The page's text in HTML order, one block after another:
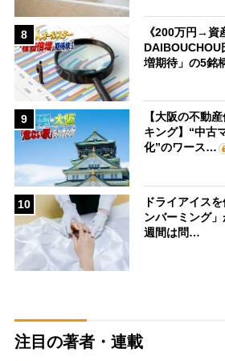
8
《200万円→資
DAIBOUCHOU
増期待」の5銘
9
【大阪の不動
キング】“中古
化”のワース…
10
ドライアイス
ンバーミング
週間は問…
注目の著者・連載